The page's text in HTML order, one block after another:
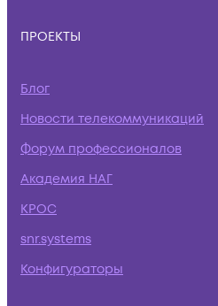
ПРОЕКТЫ
Блог
Новости телекоммуникаций
Форум профессионалов
Академия НАГ
КРОС
snr.systems
Конфигураторы